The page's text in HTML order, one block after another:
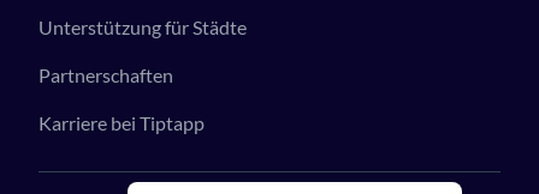
Unterstützung für Städte
Partnerschaften
Karriere bei Tiptapp